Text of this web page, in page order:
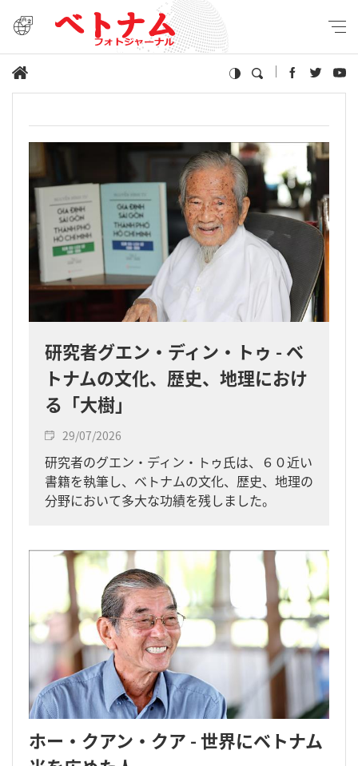
研究者グエン・ディン・トゥ - ベ
トナムの文化、歴史、地理におけ
る「大樹」
29/07/2026
研究者のグエン・ディン・トゥ氏は、６０近い
書籍を執筆し、ベトナムの文化、歴史、地理の
分野において多大な功績を残しました。
ホー・クアン・クア - 世界にベトナム